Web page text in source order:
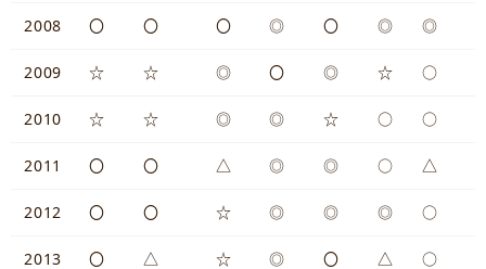
2008 〇 〇 〇 ◎ 〇 ◎ ◎
2009 ☆ ☆ ◎ 〇 ◎ ☆ ○
2010 ☆ ☆ ◎ ◎ ☆ ○ ○
2011 〇 〇 △ ◎ ◎ ○ △
2012 〇 〇 ☆ ◎ ◎ ◎ ○
2013 〇 △ ☆ ◎ 〇 △ ○